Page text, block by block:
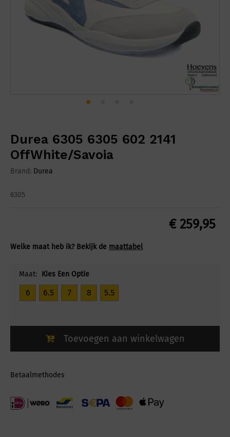
Durea 6305 6305 602 2141
OffWhite/Savoia
Brand: Durea
6305
€259,95
Welke maat heb ik? Bekijk de maattabel
Maat: Kies Een Optie
6 6.5 7 8 5.5
Toevoegen aan winkelwagen
Betaalmethodes